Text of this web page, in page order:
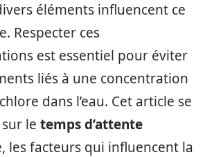
éléments influencent ce
Respecter ces
est essentiel pour éviter
liés à une concentration
dans l’eau. Cet article se
le temps d’attente
les facteurs qui influencent la